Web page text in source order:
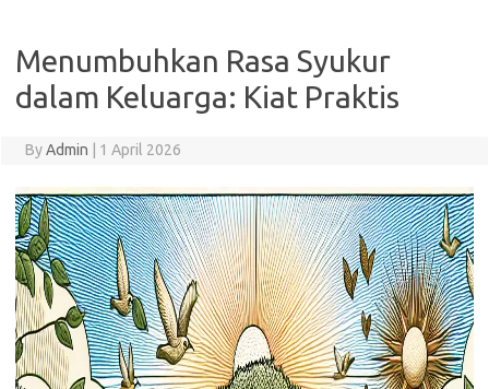
Menumbuhkan Rasa Syukur
dalam Keluarga: Kiat Praktis
ByAdmin 1 April 2026